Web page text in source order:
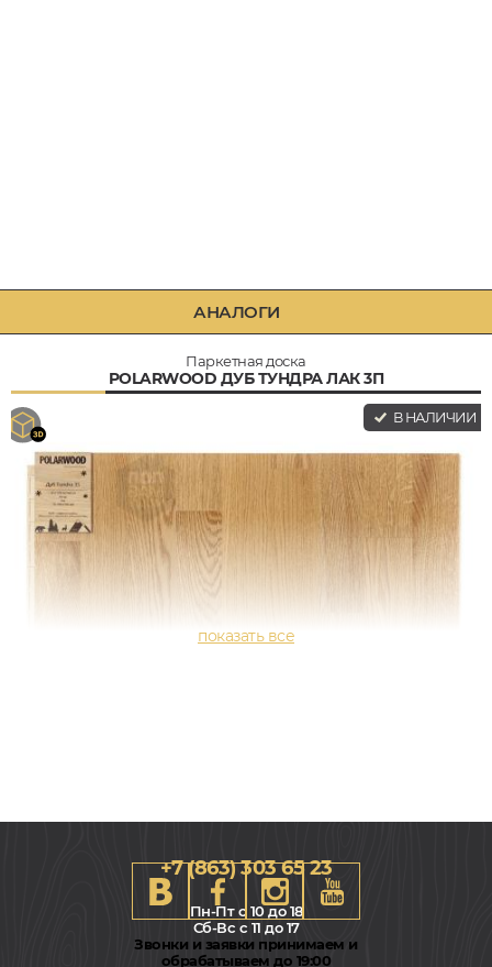
АНАЛОГИ
Паркетная доска
POLARWOOD ДУБ ТУНДРА ЛАК 3П
В НАЛИЧИИ
+7 (863) 303 65 23
Пн-Пт с 10 до 18
Сб-Вс с 11 до 17
Звонки и заявки принимаем и
обрабатываем до 19:00